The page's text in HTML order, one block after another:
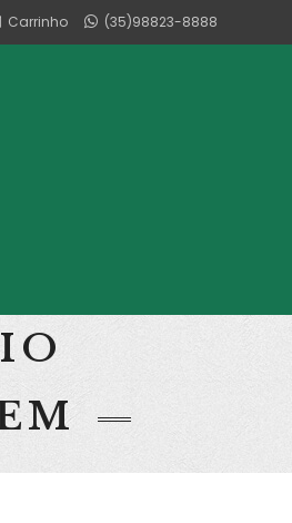
Carrinho (35)98823-8888